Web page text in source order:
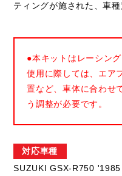
ティングが施された、車
●本キットはレーシン
使用に際しては、エア
置など、車体に合わせ
う調整が必要です。
対応車種
SUZUKI GSX-R750